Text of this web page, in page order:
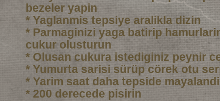
bezeler yapin
* Yaglanmis tepsiye aralikla dizin
* Parmaginizi yaga batirip
cukur olusturun
* Olusan cukura istediginiz peynir
* Yumurta sarisi sürüp cörek otu
* Yarim saat daha tepside
* 200 derecede pisirin